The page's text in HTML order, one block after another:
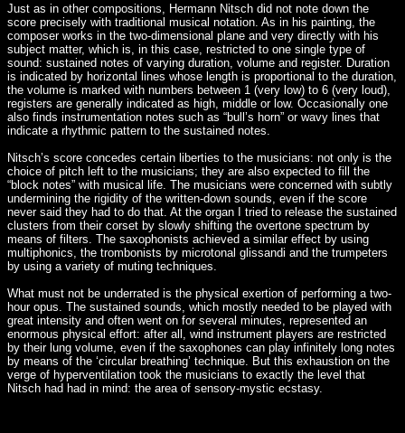
Just as in other compositions, Hermann Nitsch did not note down the
score precisely with traditional musical notation. As in his painting, the
composer works in the two-dimensional plane and very directly with his
subject matter, which is, in this case, restricted to one single type of
sound: sustained notes of varying duration, volume and register. Duration
is indicated by horizontal lines whose length is proportional to the duration,
the volume is marked with numbers between 1 (very low) to 6 (very loud),
registers are generally indicated as high, middle or low. Occasionally one
also finds instrumentation notes such as “bull’s horn” or wavy lines that
indicate a rhythmic pattern to the sustained notes.
Nitsch’s score concedes certain liberties to the musicians: not only is the
choice of pitch left to the musicians; they are also expected to fill the
“block notes” with musical life. The musicians were concerned with subtly
undermining the rigidity of the written-down sounds, even if the score
never said they had to do that. At the organ I tried to release the sustained
clusters from their corset by slowly shifting the overtone spectrum by
means of filters. The saxophonists achieved a similar effect by using
multiphonics, the trombonists by microtonal glissandi and the trumpeters
by using a variety of muting techniques.
What must not be underrated is the physical exertion of performing a two-
hour opus. The sustained sounds, which mostly needed to be played with
great intensity and often went on for several minutes, represented an
enormous physical effort: after all, wind instrument players are restricted
by their lung volume, even if the saxophones can play infinitely long notes
by means of the ‘circular breathing’ technique. But this exhaustion on the
verge of hyperventilation took the musicians to exactly the level that
Nitsch had had in mind: the area of sensory-mystic ecstasy.